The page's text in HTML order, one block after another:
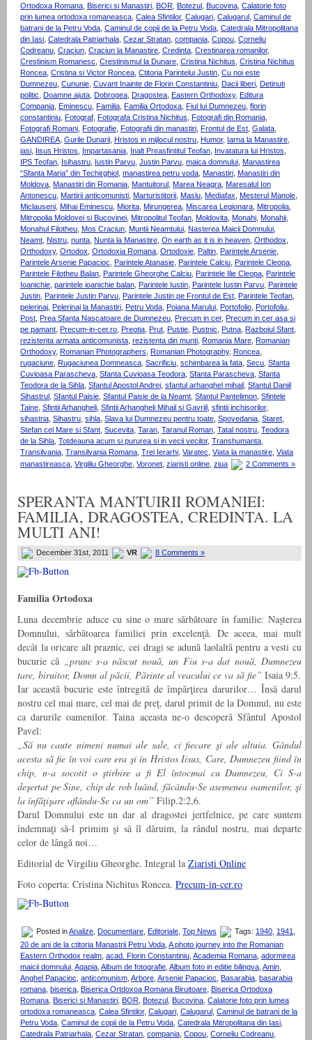
Ortodoxa Romana, Biserici si Manastiri, BOR, Botezul , Bucovina, Calatorie foto
prin lumea ortodoxa romaneasca, Calea Sfintilor, Calugari, Calugarul , Caminul de
batrani de la Petru Voda, Caminul de copii de la Petru Voda, Catedrala Mitropolitana
din Iasi, Catedrala Patriarhala, Cezar Stratan, compania, Copou, Corneliu
Codreanu, Craciun, Craciun la Manastire, Credinta, Crestinarea romanilor,
Crestinism Romanesc, Crestinismul la Dunare, Cristina Nichitus, Cristina Nichitus
Roncea, Cristina si Victor Roncea, Ctitoria Parintelui Justin, Cu noi este
Dumnezeu, Cununie, Cuvant Inainte de Florin Constantiniu, Dacii liberi, Detinuti
politic, Doamne ajuta, Dobrogea, Dragostea, Eastern Orthodoxy, Editura
Compania, Eminescu, Familia, Familia Ortodoxa, Fiul lui Dumnezeu, florin
constantiniu, Fotograf, Fotografa Cristina Nichitus, Fotografi din Romania,
Fotografi Romani, Fotografie, Fotografii din manastiri, Frontul de Est, Galata,
GANDIREA, Gurile Dunarii, Hristos in mijlocul nostru, Humor, Iarna la Manastire,
iasi, Iisus Hristos, Impartasania, Inalt Preasfintitul Teofan, Invatatura lui Hristos,
IPS Teofan, Isihastru, Iustin Parvu, Justin Parvu, maica domnului, Manastirea
“Sfanta Maria” din Techirghiol , manastirea petru voda, Manastiri, Manastiri din
Moldova, Manastiri din Romania, Mantuitorul , Marea Neagra, Maresalul Ion
Antonescu, Martirii anticomunisti, Marturistitorii, Maslu, Mediafax, Mesterul Manole,
Miclauseni, Mihai Eminescu, Miorita, Mirungerea, Miscarea Legionara, Mitropolia,
Mitropolia Moldovei si Bucovinei, Mitropolitul Teofan, Moldovita, Monahi, Monahii,
Monahul Filotheu, Mos Craciun, Muntii Neamtului, Nasterea Maicii Domnului,
Neamt, Nistru, nunta, Nunta la Manastire, On earth as it is in heaven, Orthodox,
Orthodoxy, Ortodox, Ortodoxia Romana, Ortodoxie, Paltin, Parintele Arsenie,
Parintele Arsenie Papacioc, Parintele Atanasie, Parintele Calciu, Parintele Cleopa,
Parintele Filotheu Balan, Parintele Gheorghe Calciu, Parintele Ilie Cleopa, Parintele
Ioanichie, parintele ioanichie balan, Parintele Iustin, Parintele Iustin Parvu, Parintele
Justin, Parintele Justin Parvu, Parintele Justin pe Frontul de Est, Parintele Teofan,
pelerinaj, Pelerinaj la Manastiri, Petru Voda, Poiana Marului, Portofolio, Portofoliu,
Post, Prea Sfanta Nascatoare de Dumnezeu, Precum in cer, Precum in cer asa si
pe pamant, Precum-in-cer.ro, Preotia, Prut, Pustie, Pustnic, Putna, Razboiul Sfant,
rezistenta armata anticomunista, rezistenta din munti, Romania Mare, Romanian
Orthodoxy, Romanian Photographers, Romanian Photography, Roncea,
rugaciune, Rugaciunea Domneasca, Sacrificiu, schimbarea la fata, Secu, Sfanta
Cuvioasa Parascheva, Sfanta Cuvioasa Teodora, Sfanta Parascheva, Sfanta
Teodora de la Sihla, Sfantul Apostol Andrei, sfantul arhanghel mihail , Sfantul Daniil
Sihastrul , Sfantul Paisie, Sfantul Paisie de la Neamt, Sfantul Pantelimon, Sfintele
Taine, Sfintii Arhangheli, Sfintii Arhangheli Mihail si Gavriil , sfintii inchisorilor,
sihastria, Sihastru, sihla, Slava lui Dumnezeu pentru toate, Spovedania, Staret,
Stefan cel Mare si Sfant, Sucevita, Taran, Taranul Roman, Tatal nostru, Teodora
de la Sihla, Totdeauna acum si pururea si in vecii vecilor, Transhumanta,
Transilvania, Transilvania Romana, Trei Ierarhi, Varatec, Viata la manastire, Viata
manastireasca Virgiliu Gheorghe Voronet ziaristi online ziua 2 Comments »
SPERANTA MANTUIRII ROMANIEI:
FAMILIA, DRAGOSTEA, CREDINTA. LA
MULTI ANI!
December 31st, 2011 VR 8 Comments »
Familia Ortodoxa
Luna decembrie aduce cu sine o mare sărbătoare în familie: Naşterea
Domnului, sărbătoarea familiei prin excelenţă. De aceea, mai mult
decât la oricare alt praznic, cei dragi se adună laolaltă pentru a vesti cu
bucurie că „prunc s-a născut nouă, un Fiu s-a dat nouă, Dumnezeu
tare, biruitor, Domn al păcii, Părinte al veacului ce va să fie” Isaia 9:5.
Iar această bucurie este întregită de împărţirea darurilor… Însă darul
nostru cel mai mare, cel mai de preţ, darul primit de la Domnul, nu este
ca darurile oamenilor. Taina aceasta ne-o descoperă Sfântul Apostol
Pavel:
„Să nu caute nimeni numai ale sale, ci fiecare şi ale altuia. Gândul
acesta să fie în voi care era şi în Hristos Iisus, Care, Dumnezeu fiind în
chip, n-a socotit o ştirbire a fi El întocmai cu Dumnezeu, Ci S-a
deşertat pe Sine, chip de rob luând, făcându-Se asemenea oamenilor, şi
la înfăţişare aflându-Se ca un om” Filip.2:2,6.
Darul Domnului este un dar al dragostei jertfelnice, pe care suntem
îndemnaţi să-l primim şi să îl dăruim, la rândul nostru, mai departe
celor de lângă noi…
Editorial de Virgiliu Gheorghe. Integral la Ziaristi Online
Foto coperta: Cristina Nichitus Roncea. Precum-in-cer.ro
Posted inAnalize Documentare Editoriale Top News Tags: 1940 1941
20 de ani de la ctitoria Manastrii Petru Voda, A photo journey into the Romanian
Eastern Orthodox realm, acad. Florin Constantiniu, Academia Romana, adormirea
maicii domnului, Agapia, Album de fotografie, Album foto in editie bilingva, Amin,
Anghel Papacioc, anticomunism, Arbore, Arsenie Papacioc, Basarabia, basarabia
romana, biserica, Biserica Ortdoxoa Romana Biruitoare, Biserica Ortodoxa
Romana, Biserici si Manastiri, BOR, Botezul , Bucovina, Calatorie foto prin lumea
ortodoxa romaneasca, Calea Sfintilor, Calugari, Calugarul , Caminul de batrani de la
Petru Voda, Caminul de copii de la Petru Voda, Catedrala Mitropolitana din Iasi,
Catedrala Patriarhala, Cezar Stratan, compania, Copou, Corneliu Codreanu,